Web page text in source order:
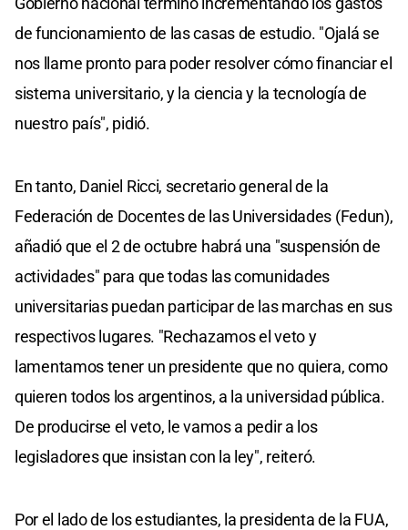
de funcionamiento de las casas de estudio. "Ojalá se
nos llame pronto para poder resolver cómo financiar el
sistema universitario, y la ciencia y la tecnología de
nuestro país", pidió.
En tanto, Daniel Ricci, secretario general de la
Federación de Docentes de las Universidades (Fedun),
añadió que el 2 de octubre habrá una "suspensión de
actividades" para que todas las comunidades
universitarias puedan participar de las marchas en sus
respectivos lugares. "Rechazamos el veto y
lamentamos tener un presidente que no quiera, como
quieren todos los argentinos, a la universidad pública.
De producirse el veto, le vamos a pedir a los
legisladores que insistan con la ley", reiteró.
Por el lado de los estudiantes, la presidenta de la FUA,